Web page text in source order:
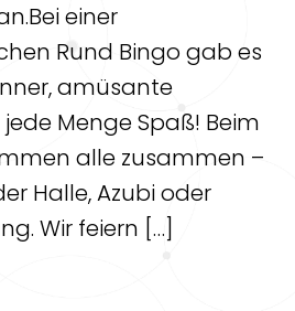
einer
Rund Bingo gab es
amüsante
Menge Spaß! Beim
alle zusammen –
Halle, Azubi oder
Wir feiern […]